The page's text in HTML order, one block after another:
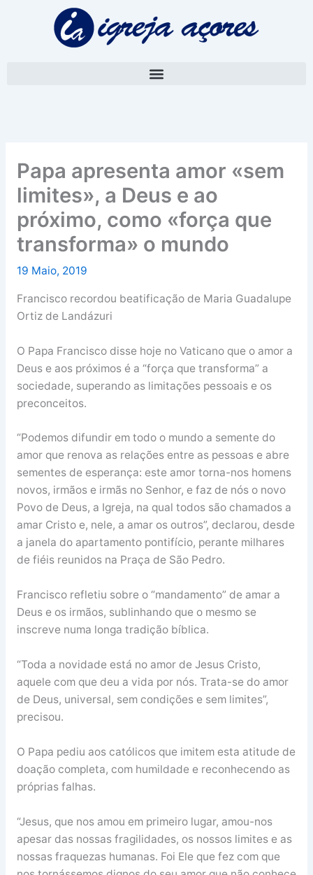
Papa apresenta amor «sem
limites», a Deus e ao
próximo, como «força que
transforma» o mundo
19 Maio, 2019
Francisco recordou beatificação de Maria Guadalupe
Ortiz de Landázuri
O Papa Francisco disse hoje no Vaticano que o amor a
Deus e aos próximos é a “força que transforma” a
sociedade, superando as limitações pessoais e os
preconceitos.
“Podemos difundir em todo o mundo a semente do
amor que renova as relações entre as pessoas e abre
sementes de esperança: este amor torna-nos homens
novos, irmãos e irmãs no Senhor, e faz de nós o novo
Povo de Deus, a Igreja, na qual todos são chamados a
amar Cristo e, nele, a amar os outros”, declarou, desde
a janela do apartamento pontifício, perante milhares
de fiéis reunidos na Praça de São Pedro.
Francisco refletiu sobre o “mandamento” de amar a
Deus e os irmãos, sublinhando que o mesmo se
inscreve numa longa tradição bíblica.
“Toda a novidade está no amor de Jesus Cristo,
aquele com que deu a vida por nós. Trata-se do amor
de Deus, universal, sem condições e sem limites”,
precisou.
O Papa pediu aos católicos que imitem esta atitude de
doação completa, com humildade e reconhecendo as
próprias falhas.
“Jesus, que nos amou em primeiro lugar, amou-nos
apesar das nossas fragilidades, os nossos limites e as
nossas fraquezas humanas. Foi Ele que fez com que